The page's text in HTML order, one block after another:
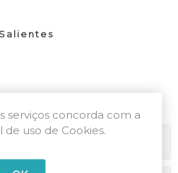
Salientes
serviços concorda com a
de uso de Cookies.